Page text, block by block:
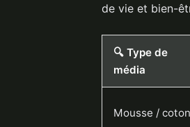
de vie et bien-
🔍 Type de
média
Mousse / coton